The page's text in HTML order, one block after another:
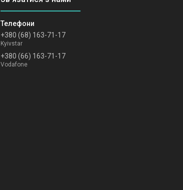
+380 (68) 163-71-17
Kyivstar
+380 (66) 163-71-17
Vodafone